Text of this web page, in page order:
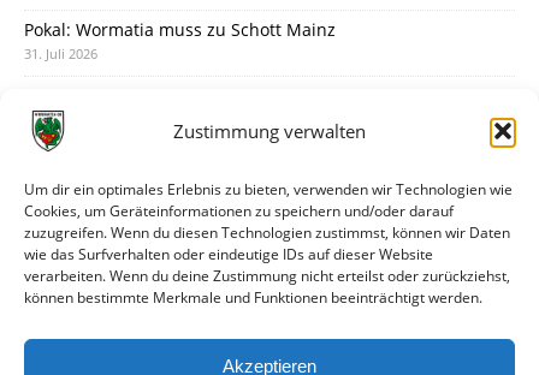
Zustimmung verwalten
Um dir ein optimales Erlebnis zu bieten, verwenden wir Technologien wie
Cookies, um Geräteinformationen zu speichern und/oder darauf
zuzugreifen. Wenn du diesen Technologien zustimmst, können wir Daten
wie das Surfverhalten oder eindeutige IDs auf dieser Website
verarbeiten. Wenn du deine Zustimmung nicht erteilst oder zurückziehst,
können bestimmte Merkmale und Funktionen beeinträchtigt werden.
Akzeptieren
Pokal: Wormatia muss zu Schott Mainz
31. Juli 2026
30. Juli 2026
28. Juli 2026
Neuer Rückensponsor
28. Juli 2026
Neue Podcast-Folge: So tickt Björn!
Eindrücke vom Stadionfest